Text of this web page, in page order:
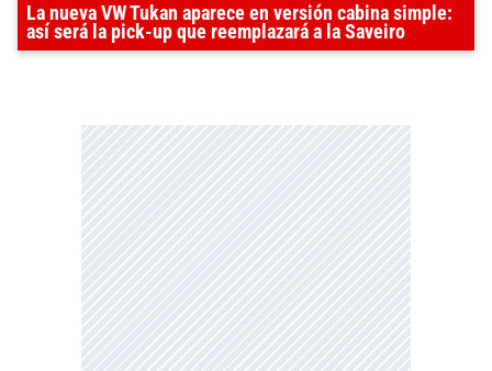
La nueva VW Tukan aparece en versión cabina simple:
así será la pick-up que reemplazará a la Saveiro